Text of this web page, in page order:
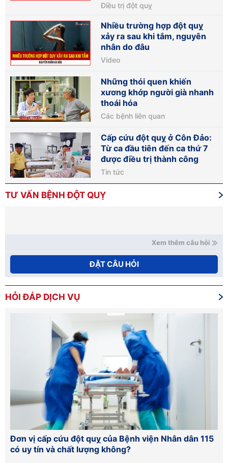
Điều trị đột quỵ
Nhiều trường hợp đột quỵ
xảy ra sau khi tắm, nguyên
nhân do đâu
Video
Những thói quen khiến
xương khớp người già nhanh
thoái hóa
Các bệnh liên quan
Cấp cứu đột quỵ ở Côn Đảo:
Từ ca đầu tiên đến ca thứ 7
được điều trị thành công
Tin tức
TƯ VẤN BỆNH ĐỘT QUỴ
Xem thêm câu hỏi
ĐẶT CÂU HỎI
HỎI ĐÁP DỊCH VỤ
Hướng dẫn cách sơ cứu đột quỵ đúng cách tránh sai
lầm chết người